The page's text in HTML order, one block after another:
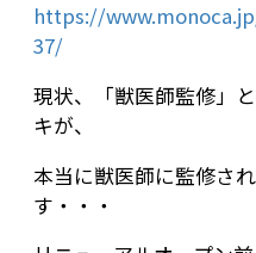
https://
37/
現状、「獣医師監修」
キが、
本当に獣医師に監修さ
す・・・